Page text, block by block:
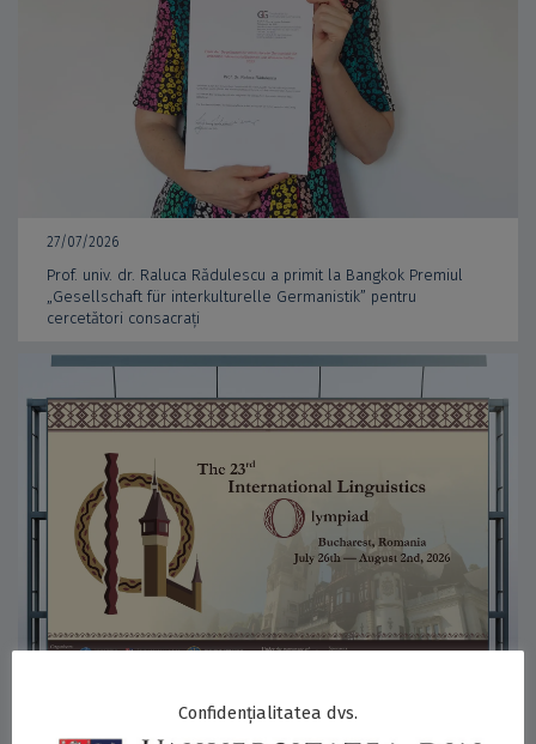
27/07/2026
Prof. univ. dr. Raluca Rădulescu a primit la Bangkok Premiul
„Gesellschaft für interkulturelle Germanistik” pentru
cercetători consacrați
Confidențialitatea dvs.